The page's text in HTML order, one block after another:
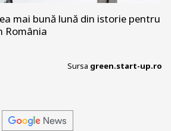
mai bună lună din istorie pentru
România
Sursa green.start-up.ro